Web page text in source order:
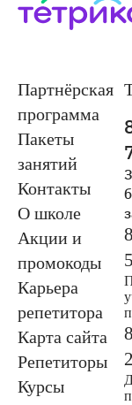
Партнёрская
программа
Пакеты
занятий
Контакты
О школе
Акции и
промокоды
Карьера
репетитора
Карта сайта
Репетиторы
Курсы